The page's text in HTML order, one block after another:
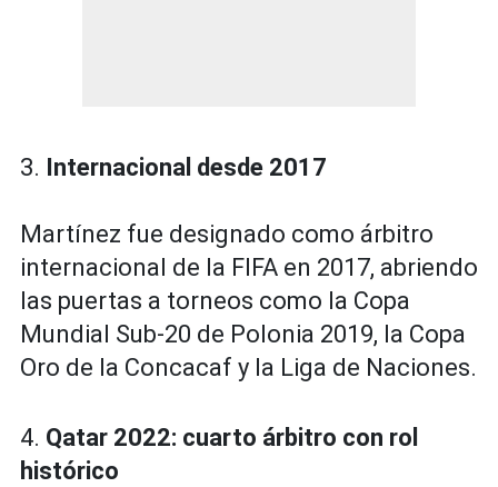
3. Internacional desde 2017
Martínez fue designado como árbitro
internacional de la FIFA en 2017, abriendo
las puertas a torneos como la Copa
Mundial Sub-20 de Polonia 2019, la Copa
Oro de la Concacaf y la Liga de Naciones.
4. Qatar 2022: cuarto árbitro con rol
histórico